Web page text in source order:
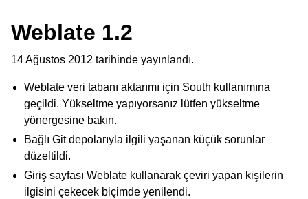
Weblate 1.2
14 Ağustos 2012 tarihinde yayınlandı.
Weblate veri tabanı aktarımı için South kullanımına
geçildi. Yükseltme yapıyorsanız lütfen yükseltme
yönergesine bakın.
Bağlı Git depolarıyla ilgili yaşanan küçük sorunlar
düzeltildi.
Giriş sayfası Weblate kullanarak çeviri yapan kişilerin
ilgisini çekecek biçimde yenilendi.